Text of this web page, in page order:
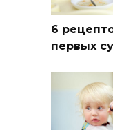
6
первых